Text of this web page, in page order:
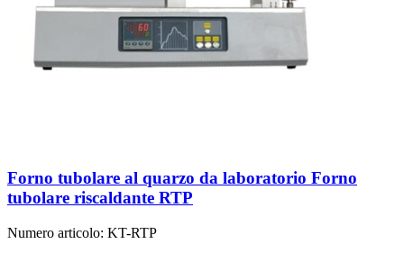
Forno tubolare al quarzo da laboratorio Forno
tubolare riscaldante RTP
Numero articolo: KT-RTP